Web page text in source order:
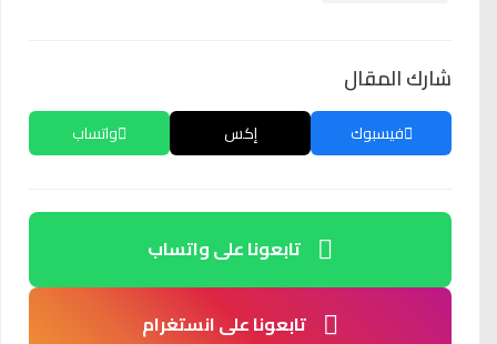
شارك المقال
فيسبوك إكس واتساب
تابعونا على واتساب
تابعونا على انستغرام